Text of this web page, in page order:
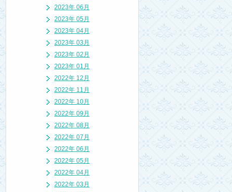
2023年 06月
2023年 05月
2023年 04月
2023年 03月
2023年 02月
2023年 01月
2022年 12月
2022年 11月
2022年 10月
2022年 09月
2022年 08月
2022年 07月
2022年 06月
2022年 05月
2022年 04月
2022年 03月